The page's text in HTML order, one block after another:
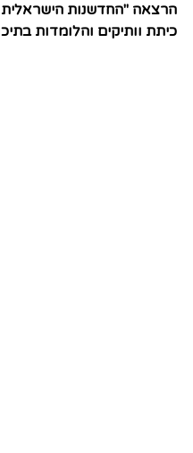
הרצאה "החדשנות הישראלית
כיתת וותיקים והלומדות